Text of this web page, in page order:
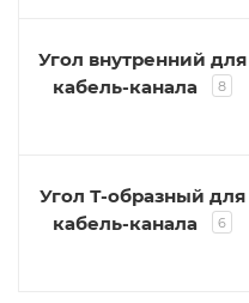
Угол внутренний для
кабель-канала
8
Угол Т-образный для
кабель-канала
6